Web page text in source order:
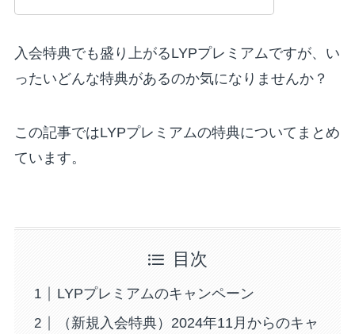
入会特典でも盛り上がるLYPプレミアムですが、い
ったいどんな特典があるのか気になりませんか？
この記事ではLYPプレミアムの特典についてまとめ
ています。
目次
LYPプレミアムのキャンペーン
（新規入会特典）2024年11月からのキャ